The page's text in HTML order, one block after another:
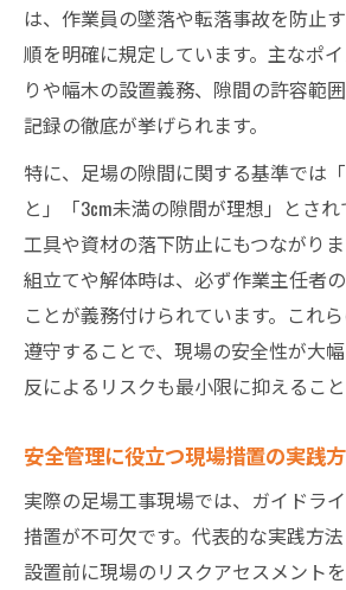
は、作業員の墜落や転落事故を防止
順を明確に規定しています。主なポ
りや幅木の設置義務、隙間の許容範
記録の徹底が挙げられます。
特に、足場の隙間に関する基準では
と」「3cm未満の隙間が理想」とさ
工具や資材の落下防止にもつながり
組立てや解体時は、必ず作業主任者
ことが義務付けられています。これ
遵守することで、現場の安全性が大
反によるリスクも最小限に抑えること
安全管理に役立つ現場措置の実践
実際の足場工事現場では、ガイドラ
措置が不可欠です。代表的な実践方
設置前に現場のリスクアセスメント